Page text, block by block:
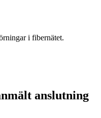
i fibernätet.
anslutning